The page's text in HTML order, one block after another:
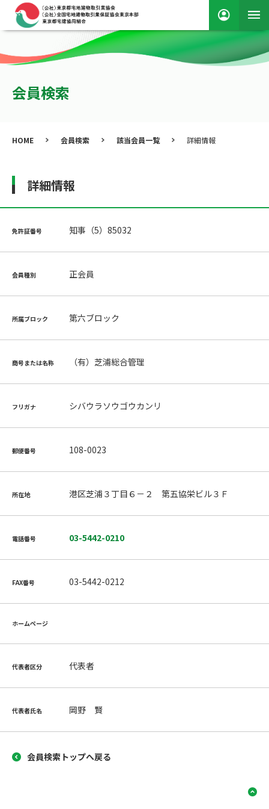
会員検索
HOME 会員検索 該当会員一覧 詳細情報
詳細情報
免許証番号 知事（5）85032
会員種別 正会員
所属ブロック 第六ブロック
商号または名称 （有）芝浦総合管理
フリガナ シバウラソウゴウカンリ
郵便番号 108-0023
所在地 港区芝浦３丁目６－２ 第五協栄ビル３Ｆ
電話番号 03-5442-0210
FAX番号 03-5442-0212
ホームページ
代表者区分 代表者
代表者氏名 岡野 賢
会員検索トップへ戻る